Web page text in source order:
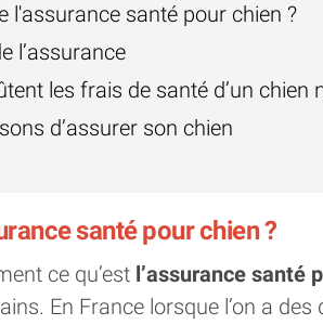
l'assurance santé pour chien ?
l’assurance
les frais de santé d’un chien
d’assurer son chien
santé pour chien ?
ce qu’est l’assurance santé
En France lorsque l’on a